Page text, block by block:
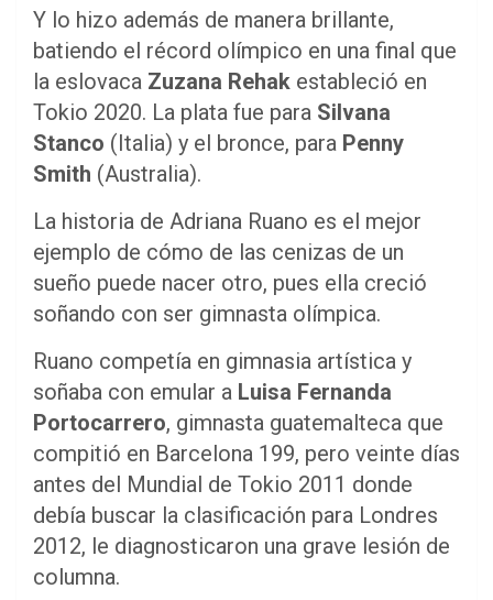
Y lo hizo además de manera brillante,
batiendo el récord olímpico en una final que
la eslovaca Zuzana Rehak estableció en
Tokio 2020. La plata fue para Silvana
Stanco (Italia) y el bronce, para Penny
Smith (Australia).
La historia de Adriana Ruano es el mejor
ejemplo de cómo de las cenizas de un
sueño puede nacer otro, pues ella creció
soñando con ser gimnasta olímpica.
Ruano competía en gimnasia artística y
soñaba con emular a Luisa Fernanda
Portocarrero, gimnasta guatemalteca que
compitió en Barcelona 199, pero veinte días
antes del Mundial de Tokio 2011 donde
debía buscar la clasificación para Londres
2012, le diagnosticaron una grave lesión de
columna.